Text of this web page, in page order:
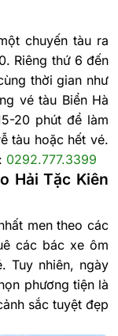
chuyến tàu ra
Riêng thứ 6 đến
thời gian như
vé tàu Biển Hà
20 phút để làm
tàu hoặc hết vé.
0292.777.3399
Hải Tặc Kiên
men theo các
các bác xe ôm
Tuy nhiên, ngày
phương tiện là
sắc tuyệt đẹp